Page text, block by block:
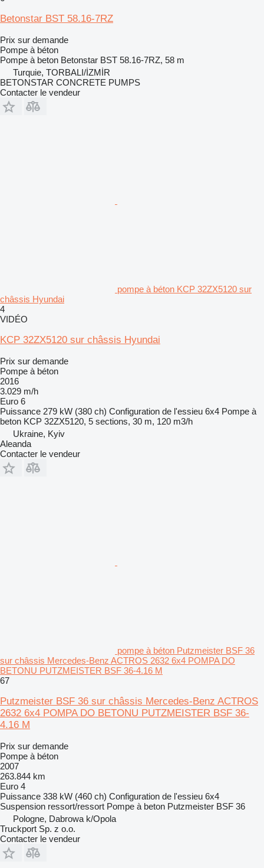
Betonstar BST 58.16-7RZ
Prix sur demande
Pompe à béton
Pompe à beton Betonstar BST 58.16-7RZ, 58 m
Turquie, TORBALI/İZMİR
BETONSTAR CONCRETE PUMPS
Contacter le vendeur
pompe à béton KCP 32ZX5120 sur
châssis Hyundai
4
VIDÉO
KCP 32ZX5120 sur châssis Hyundai
Prix sur demande
Pompe à béton
2016
3.029 m/h
Euro 6
Puissance 279 kW (380 ch) Configuration de l'essieu 6x4 Pompe à
beton KCP 32ZX5120, 5 sections, 30 m, 120 m3/h
Ukraine, Kyiv
Aleanda
Contacter le vendeur
pompe à béton Putzmeister BSF 36
sur châssis Mercedes-Benz ACTROS 2632 6x4 POMPA DO
BETONU PUTZMEISTER BSF 36-4.16 M
67
Putzmeister BSF 36 sur châssis Mercedes-Benz ACTROS
2632 6x4 POMPA DO BETONU PUTZMEISTER BSF 36-
4.16 M
Prix sur demande
Pompe à béton
2007
263.844 km
Euro 4
Puissance 338 kW (460 ch) Configuration de l'essieu 6x4
Suspension ressort/ressort Pompe à beton Putzmeister BSF 36
Pologne, Dabrowa k/Opola
Truckport Sp. z o.o.
Contacter le vendeur